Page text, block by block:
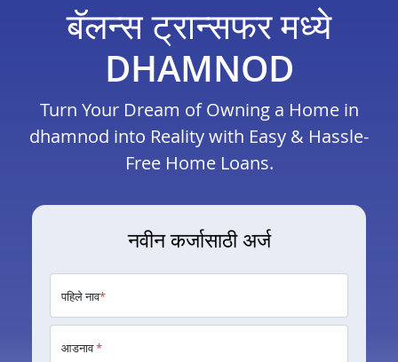
बॅलन्स ट्रान्सफर मध्ये
DHAMNOD
Turn Your Dream of Owning a Home in
dhamnod into Reality with Easy & Hassle-
Free Home Loans.
नवीन कर्जासाठी अर्ज
पहिले नाव*
आडनाव*